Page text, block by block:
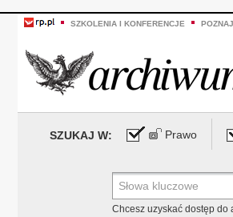
SZKOLENIA I KONFERENCJE
SZUKAJ W: Prawo
Chcesz uzyskać dostęp do